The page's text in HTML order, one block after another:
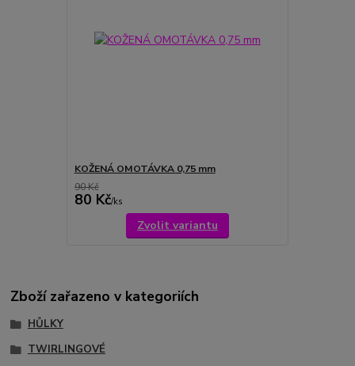
KOŽENÁ OMOTÁVKA 0,75 mm
90 Kč
80 Kč/ks
Zvolit variantu
Zboží zařazeno v kategoriích
HŮLKY
TWIRLINGOVÉ